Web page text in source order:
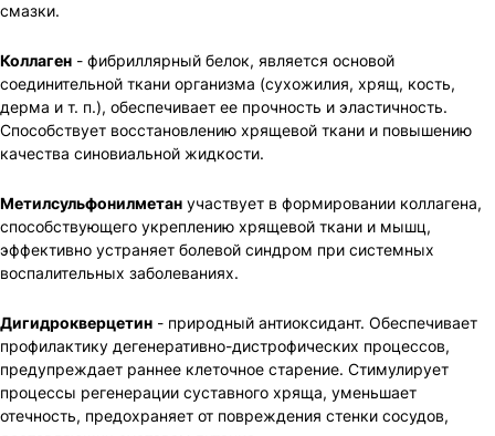
смазки.
Коллаген - фибриллярный белок, является основой
соединительной ткани организма (сухожилия, хрящ, кость,
дерма и т. п.), обеспечивает ее прочность и эластичность.
Способствует восстановлению хрящевой ткани и повышению
качества синовиальной жидкости.
Метилсульфонилметан участвует в формировании коллагена,
способствующего укреплению хрящевой ткани и мышц,
эффективно устраняет болевой синдром при системных
воспалительных заболеваниях.
Дигидрокверцетин - природный антиоксидант. Обеспечивает
профилактику дегенеративно-дистрофических процессов,
предупреждает раннее клеточное старение. Стимулирует
процессы регенерации суставного хряща, уменьшает
отечность, предохраняет от повреждения стенки сосудов,